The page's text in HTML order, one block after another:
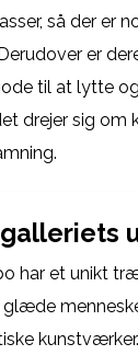
så der er
er
til at lytte
drejer sig om
har et unikt
glæde